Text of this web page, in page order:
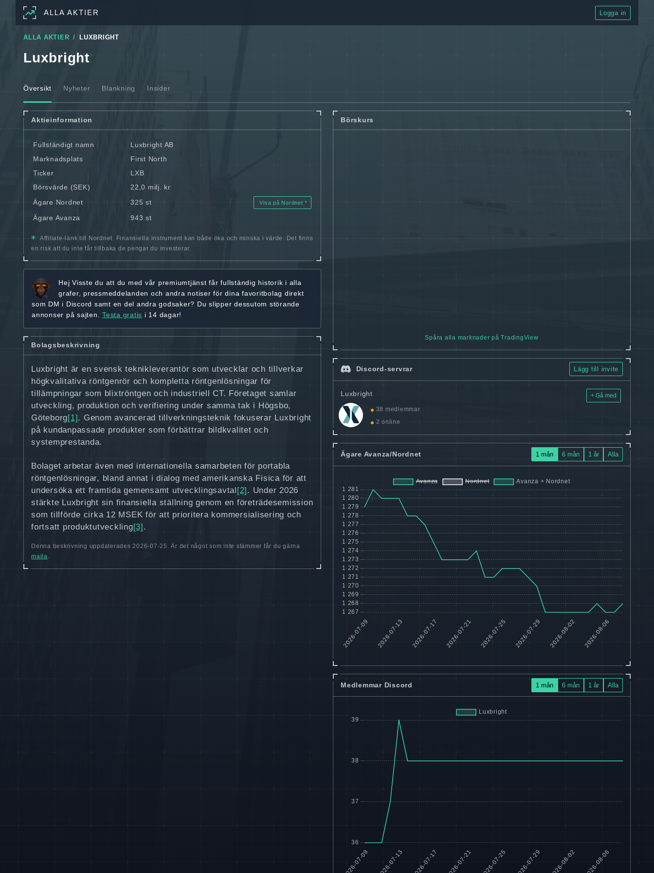
ALLA AKTIER Logga in
ALLA AKTIER LUXBRIGHT
Luxbright
Översikt Nyheter Blankning Insider
Aktieinformation
Fullständigt namn
Luxbright AB
Marknadsplats
First North
Ticker
LXB
Börsvärde (SEK)
22,0 milj. kr
Ägare Nordnet
325 st Visa på Nordnet
Ägare Avanza 943 st
Affiliate-länk till Nordnet. Finansiella instrument kan både öka och minska i värde. Det finns
en risk att du inte får tillbaka de pengar du investerar.
Hej Visste du att du med vår premiumtjänst fårfullständig historik i alla
grafer, pressmeddelanden och andra notiser för dina favoritbolag direkt
som DM i Discord samt en del andra godsaker? Du slipper dessutom störande
annonser på sajten. Testa gratis i 14 dagar!
Bolagsbeskrivning
Luxbright är en svensk teknikleverantör som utvecklar och tillverkar
högkvalitativa röntgenrör och kompletta röntgenlösningar för
tillämpningar som blixtröntgen och industriell CT. Företaget samlar
utveckling, produktion och verifiering under samma tak i Högsbo,
Göteborg[1] . Genom avancerad tillverkningsteknik fokuserar Luxbright
på kundanpassade produkter som förbättrar bildkvalitet och
systemprestanda.
Bolaget arbetar även med internationella samarbeten för portabla
röntgenlösningar, bland annat i dialog med amerikanska Fisica för att
undersöka ett framtida gemensamt utvecklingsavtal [2] . Under 2026
stärkte Luxbright sin finansiella ställning genom en företrädesemission
som tillförde cirka 12 MSEK för att prioritera kommersialisering och
fortsatt produktutveckling[3] .
Denna beskrivning uppdaterades 2026-07-25. Är det något som inte stämmer får du gärna
maila.
Börskurs
Spåra alla marknader på TradingView
Discord-servrar Lägg till invite
Luxbright
38 medlemmar
2 online
+ Gå med
Ägare Avanza/Nordnet 1 mån 6 mån 1 år Alla
Medlemmar Discord 1 mån 6 mån 1 år Alla